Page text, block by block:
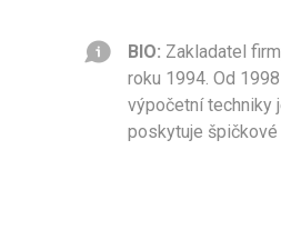
BIO: Zakladatel
roku 1994. Od
výpočetní techniky
poskytuje špičkové